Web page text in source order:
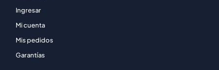
Ingresar
Mi cuenta
Mis pedidos
Garantías